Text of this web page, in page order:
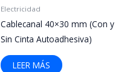
Electricidad
Cablecanal 40×30 mm (Con y
Sin Cinta Autoadhesiva)
LEER MÁS